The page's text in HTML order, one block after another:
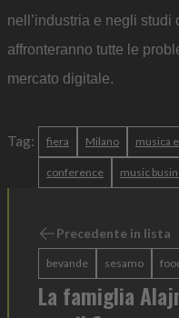
nell’industria e negli studi
affronteranno tutte le
mercato digitale.
Tag: fiera Milano musica
conference music
Precedente in lista
bevande sesamo
La famiglia